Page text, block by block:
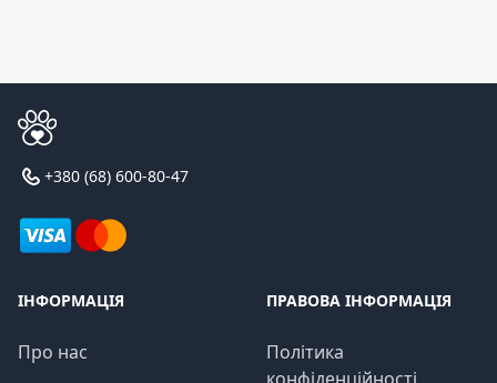
+380 (68) 600-80-47
ІНФОРМАЦІЯ
Про нас
ПРАВОВА ІНФОРМАЦІЯ
Політика